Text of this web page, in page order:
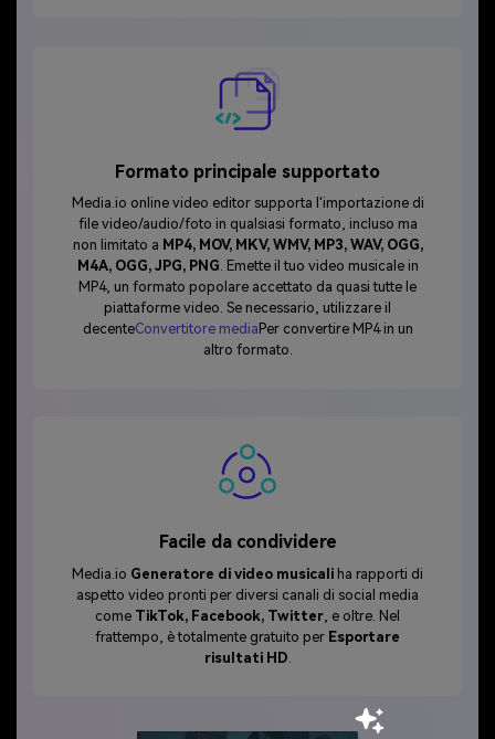
Formato principale supportato
Media.io online video editor supporta l'importazione di
file video/audio/foto in qualsiasi formato, incluso ma
non limitato a MP4, MOV, MKV, WMV, MP3, WAV, OGG,
M4A, OGG, JPG, PNG. Emette il tuo video musicale in
MP4, un formato popolare accettato da quasi tutte le
piattaforme video. Se necessario, utilizzare il
decenteConvertitore media Per convertire MP4 in un
altro formato.
Facile da condividere
Media.io Generatore di video musicali ha rapporti di
aspetto video pronti per diversi canali di social media
come TikTok, Facebook, Twitter , e oltre. Nel
frattempo, è totalmente gratuito per Esportare
risultati HD